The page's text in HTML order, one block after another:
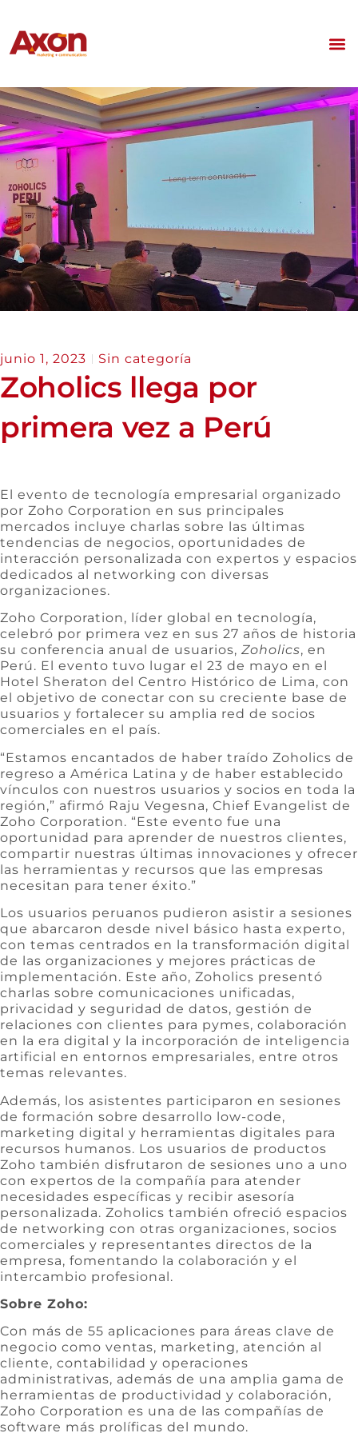
junio 1, 2023 Sin categoría
Zoholics llega por
primera vez a Perú
El evento de tecnología empresarial organizado
por Zoho Corporation en sus principales
mercados incluye charlas sobre las últimas
tendencias de negocios, oportunidades de
interacción personalizada con expertos y espacios
dedicados al networking con diversas
organizaciones.
Zoho Corporation, líder global en tecnología,
celebró por primera vez en sus 27 años de historia
su conferencia anual de usuarios, Zoholics, en
Perú. El evento tuvo lugar el 23 de mayo en el
Hotel Sheraton del Centro Histórico de Lima, con
el objetivo de conectar con su creciente base de
usuarios y fortalecer su amplia red de socios
comerciales en el país.
“Estamos encantados de haber traído Zoholics de
regreso a América Latina y de haber establecido
vínculos con nuestros usuarios y socios en toda la
región,” afirmó Raju Vegesna, Chief Evangelist de
Zoho Corporation. “Este evento fue una
oportunidad para aprender de nuestros clientes,
compartir nuestras últimas innovaciones y ofrecer
las herramientas y recursos que las empresas
necesitan para tener éxito.”
Los usuarios peruanos pudieron asistir a sesiones
que abarcaron desde nivel básico hasta experto,
con temas centrados en la transformación digital
de las organizaciones y mejores prácticas de
implementación. Este año, Zoholics presentó
charlas sobre comunicaciones unificadas,
privacidad y seguridad de datos, gestión de
relaciones con clientes para pymes, colaboración
en la era digital y la incorporación de inteligencia
artificial en entornos empresariales, entre otros
temas relevantes.
Además, los asistentes participaron en sesiones
de formación sobre desarrollo low-code,
marketing digital y herramientas digitales para
recursos humanos. Los usuarios de productos
Zoho también disfrutaron de sesiones uno a uno
con expertos de la compañía para atender
necesidades específicas y recibir asesoría
personalizada. Zoholics también ofreció espacios
de networking con otras organizaciones, socios
comerciales y representantes directos de la
empresa, fomentando la colaboración y el
intercambio profesional.
Sobre Zoho:
Con más de 55 aplicaciones para áreas clave de
negocio como ventas, marketing, atención al
cliente, contabilidad y operaciones
administrativas, además de una amplia gama de
herramientas de productividad y colaboración,
Zoho Corporation es una de las compañías de
software más prolíficas del mundo.